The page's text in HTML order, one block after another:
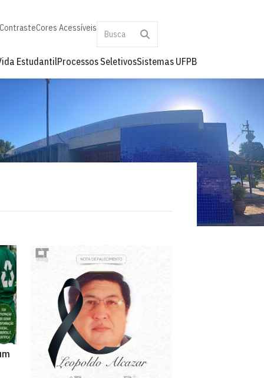
Cores Acessíveis
EstudantilProcessos SeletivosSistemas UFPB